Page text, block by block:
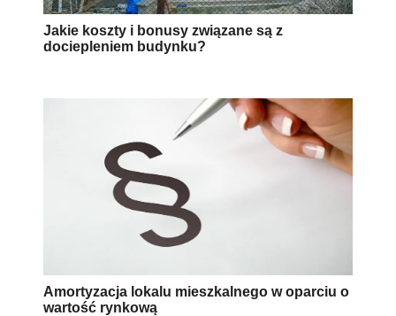
Jakie koszty i bonusy związane są z
dociepleniem budynku?
Amortyzacja lokalu mieszkalnego w oparciu o
wartość rynkową